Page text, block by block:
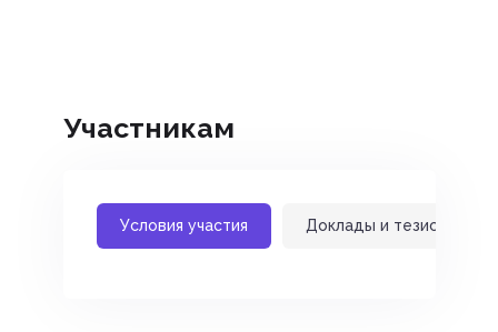
Участникам
Условия участия Доклады и тезисы